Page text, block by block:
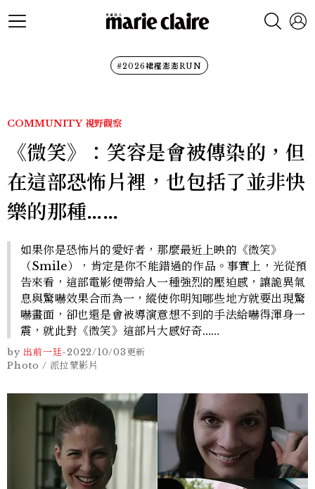
#2026裙襬澎澎RUN
COMMUNITY 視野觀察
《微笑》：笑容是會被傳染的，但
在這部恐怖片裡，也包括了並非快
樂的那種……
如果你是恐怖片的愛好者，那麼最近上映的《微笑》
（Smile），肯定是你不能錯過的作品。事實上，光從預
告來看，這部電影便帶給人一種強烈的壓迫感，讓詭異氣
息與驚嚇效果合而為一，縱使你明知哪些地方就要出現驚
嚇畫面，卻也還是會被導演意想不到的手法給嚇得渾身一
震，就此對《微笑》這部片大感好奇……
by 出前一廷-2022/10/03更新
Photo / 派拉蒙影片